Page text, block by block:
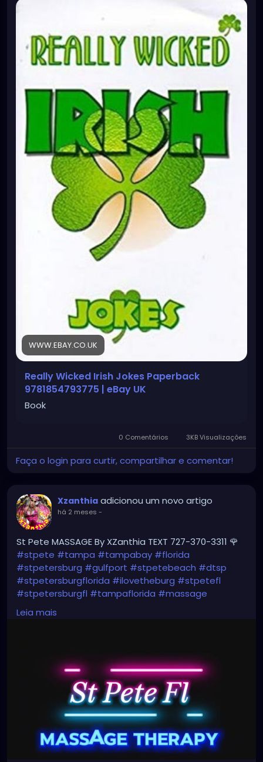
BVkup5IGPPCHi2utZ7ZiMg0YdOAAje2yXUC9iQr5wqzK
dXzjXMY3sIRcVnr9bKyBGz2mezYLiHxSDahInaKRA9JNx
Q2JPa9WCi6rLHqX%2FX%2BSp8IDnWhps4FM%2FYaUk
mrogQlP3n9Ia07nGUeuqN5AIKoMNcMk4l5LyVYDDY%3
D%7Ctkp%3ABk9SR_qJ0sHcZw
WWW.EBAY.CO.UK
Really Wicked Irish Jokes Paperback
9781854793775 | eBay UK
Book
0 Comentários 3KB Visualizações
Faça o login para curtir, compartilhar e comentar!
Xzanthia adicionou um novo artigo
há 2 meses -
St Pete MASSAGE By XZanthia TEXT 727-370-3311 🌹
#stpete #tampa #tampabay #florida
#stpetersburg #gulfport #stpetebeach #dtsp
#stpetersburgflorida #ilovetheburg #stpetefl
#stpetersburgfl #tampaflorida #massage
#massagetherapy
#downtownstpete
#southtampa#neuromuscular
#igersstpete#Pinellascounty#ilovestpete
#massageTherapist#instaburg#brandon
#palmharbor#Clearwater
Leia mais